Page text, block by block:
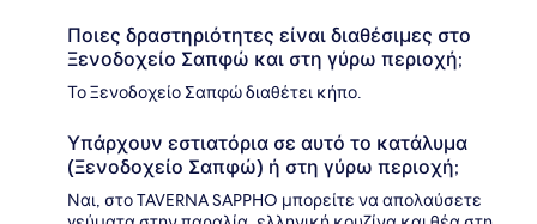
Ποιες δραστηριότητες είναι διαθέσιμες στο
Ξενοδοχείο Σαπφώ και στη γύρω περιοχή;
Το Ξενοδοχείο Σαπφώ διαθέτει κήπο.
Υπάρχουν εστιατόρια σε αυτό το κατάλυμα
(Ξενοδοχείο Σαπφώ) ή στη γύρω περιοχή;
Ναι, στο TAVERNA SAPPHO μπορείτε να απολαύσετε